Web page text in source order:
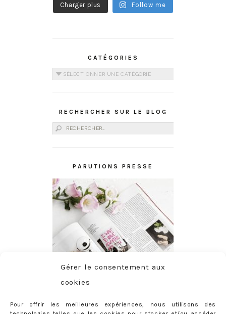
Gérer le consentement aux
cookies
Pour offrir les meilleures expériences, nous utilisons des
Charger plus Follow me
CATÉGORIES
Catégories
RECHERCHER SUR LE BLOG
Rechercher :
PARUTIONS PRESSE